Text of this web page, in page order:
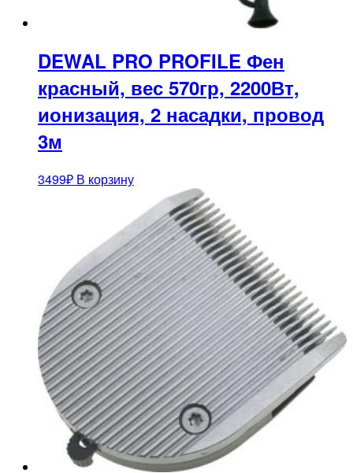
DEWAL PRO PROFILE Фен
красный, вес 570гр, 2200Вт,
ионизация, 2 насадки, провод
3м
3499₽ В корзину